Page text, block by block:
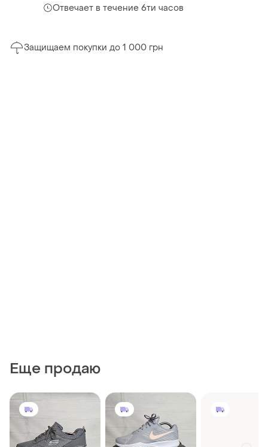
Отвечает в течение 6ти часов
Защищаем покупки до 1 000 грн
Еще продаю